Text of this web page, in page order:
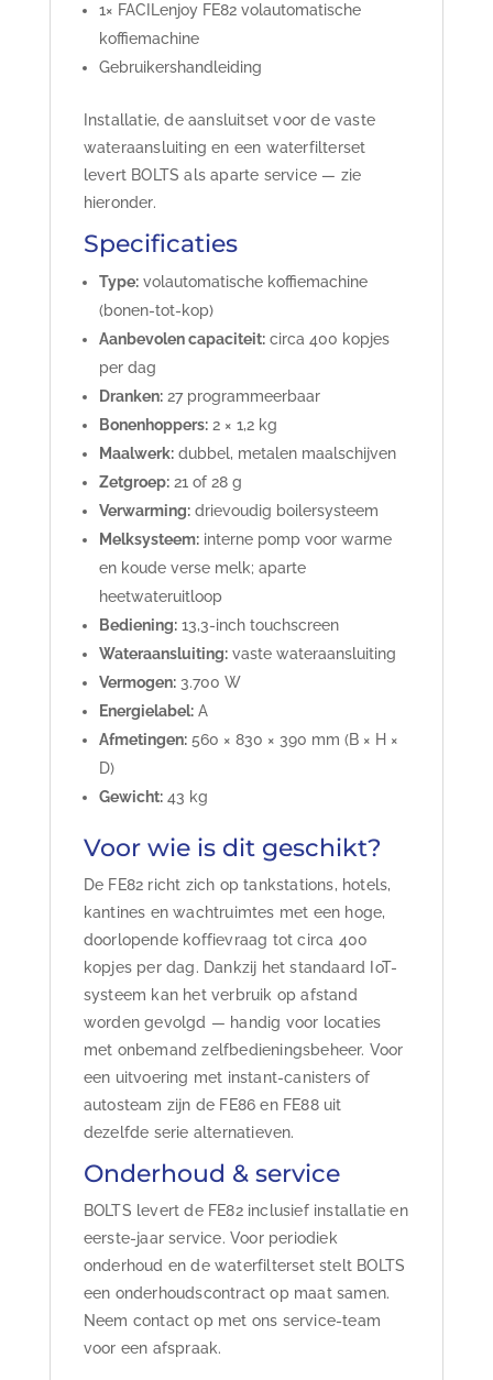
1× FACILenjoy FE82 volautomatische
koffiemachine
Gebruikershandleiding
Installatie, de aansluitset voor de vaste
wateraansluiting en een waterfilterset
levert BOLTS als aparte service — zie
hieronder.
Specificaties
Type:volautomatische koffiemachine
(bonen-tot-kop)
Aanbevolen capaciteit:circa 400 kopjes
per dag
Dranken:27 programmeerbaar
Bonenhoppers:2 × 1,2 kg
Maalwerk:dubbel, metalen maalschijven
Zetgroep:21 of 28 g
Verwarming:drievoudig boilersysteem
Melksysteem:interne pomp voor warme
en koude verse melk; aparte
heetwateruitloop
Bediening:13,3-inch touchscreen
Wateraansluiting:vaste wateraansluiting
Vermogen:3.700 W
Energielabel:A
Afmetingen:560 × 830 × 390 mm (B × H ×
D)
Gewicht:43 kg
Voor wie is dit geschikt?
De FE82 richt zich op tankstations, hotels,
kantines en wachtruimtes met een hoge,
doorlopende koffievraag tot circa 400
kopjes per dag. Dankzij het standaard IoT-
systeem kan het verbruik op afstand
worden gevolgd — handig voor locaties
met onbemand zelfbedieningsbeheer. Voor
een uitvoering met instant-canisters of
autosteam zijn de FE86 en FE88 uit
dezelfde serie alternatieven.
Onderhoud & service
BOLTS levert de FE82 inclusief installatie en
eerste-jaar service. Voor periodiek
onderhoud en de waterfilterset stelt BOLTS
een onderhoudscontract op maat samen.
Neem contact op met ons service-team
voor een afspraak.